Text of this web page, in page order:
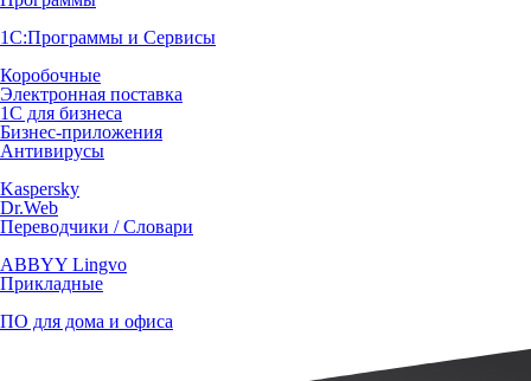
1С:Программы и Сервисы
Коробочные
Электронная поставка
1С для бизнеса
Бизнес-приложения
Антивирусы
Kaspersky
Dr.Web
Переводчики / Словари
ABBYY Lingvo
Прикладные
ПО для дома и офиса